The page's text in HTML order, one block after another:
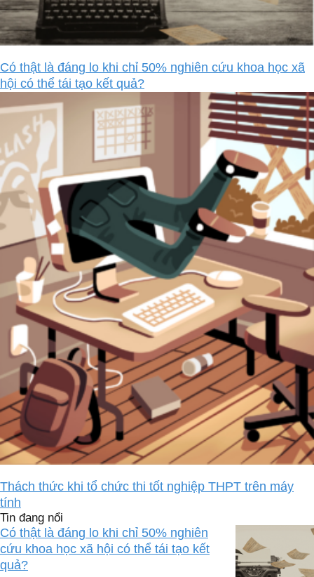
Có thật là đáng lo khi chỉ 50% nghiên cứu khoa học xã
hội có thể tái tạo kết quả?
Thách thức khi tổ chức thi tốt nghiệp THPT trên máy
tính
Tin đang nổi
Có thật là đáng lo khi chỉ 50% nghiên
cứu khoa học xã hội có thể tái tạo kết
quả?